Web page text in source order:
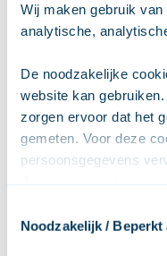
Wij maken gebruik
analytische,
De noodzakelijke
website kan
zorgen ervoor dat het
gemeten. Voor deze
persoonsgegevens
wordt gemeten. De
om het online gedrag
Noodzakelijk / Beperkt
vorm van
opnemen.
een normale
injectie
insuline gebruikt en
bijwerking kan een
bloedsuikerspiegel
zien [4].